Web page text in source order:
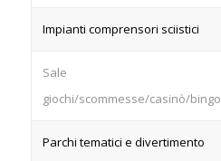
Impianti comprensori sciistici
Sale
giochi/scommesse/casinò/bingo
Parchi tematici e divertimento